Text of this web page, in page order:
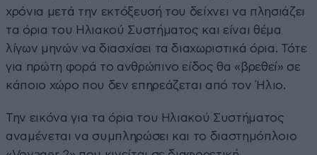
χρόνια μετά την εκτόξευσή του δείχνει να πλησιάζει
τα όρια του Ηλιακού Συστήματος και είναι θέμα
λίγων μηνών να διασχίσει τα διαχωριστικά όρια. Τότε
για πρώτη φορά το ανθρώπινο είδος θα «βρεθεί» σε
κάποιο χώρο που δεν επηρεάζεται από τον Ήλιο.
Την εικόνα για τα όρια του Ηλιακού Συστήματος
αναμένεται να συμπληρώσει και το διαστημόπλοιο